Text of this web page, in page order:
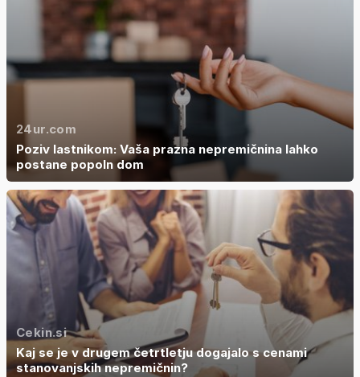
24ur.com
Poziv lastnikom: Vaša prazna nepremičnina lahko
postane popoln dom
Cekin.si
Kaj se je v drugem četrtletju dogajalo s cenami
stanovanjskih nepremičnin?